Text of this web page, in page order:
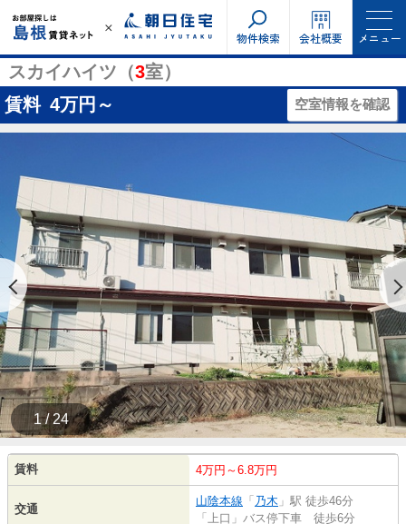
物件検索 会社概要 メニュー
スカイハイツ（3室）
賃料 4万円～ 空室情報を確認
1 / 24
賃料 4万円～6.8万円
交通
山陰本線 「 乃木 」駅 徒歩46分
「上口」バス停下車 徒歩6分